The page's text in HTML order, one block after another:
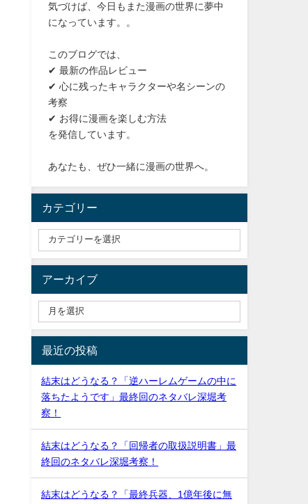
気づけば、今日もまた漫画の世界に夢中
になっています。。
このブログでは、
✔ 最新の作品レビュー
✔ 心に残ったキャラクターや名シーンの
考察
✔ お得に漫画を楽しむ方法
を発信しています。
あなたも、ぜひ一緒に漫画の世界へ。
カテゴリー
アーカイブ
最近の投稿
結末はどうなる？「逆ハーレムゲームの中に
落ちたようです」最終回のネタバレ深堀考
察！
結末はどうなる？「回帰者の取扱説明書」最
終回のネタバレ深堀考察！
結末はどうなる？「最終兵器、1億年後に無